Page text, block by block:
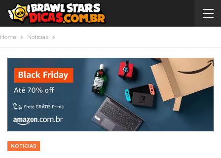
Home Noticias
NOTICIAS